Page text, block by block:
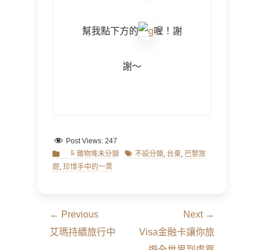
幫我點下方的 喔！謝
謝～
Post Views: 247
Categories
╚ 雜物堆未分類 Tags不設分類, 台東, 巴黎旅
遊, 珍惜手中的一票
文
章
← Previous
Previous
艾瑪持續旅行中
Next →
Next
Visa金融卡讓你旅